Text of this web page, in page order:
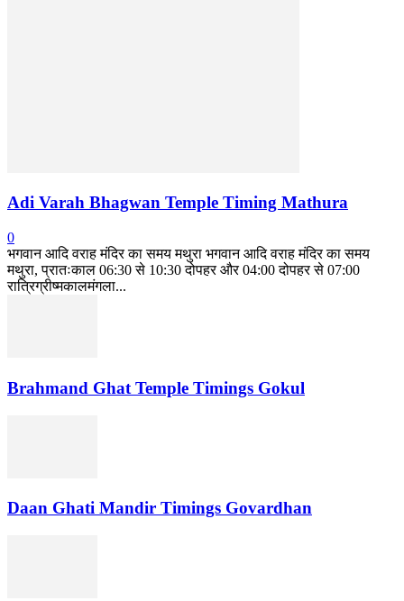
Adi Varah Bhagwan Temple Timing Mathura
0
भगवान आदि वराह मंदिर का समय मथुरा भगवान आदि वराह मंदिर का समय
मथुरा, प्रातःकाल 06:30 से 10:30 दोपहर और 04:00 दोपहर से 07:00
रात्रिग्रीष्मकालमंगला...
Brahmand Ghat Temple Timings Gokul
Daan Ghati Mandir Timings Govardhan